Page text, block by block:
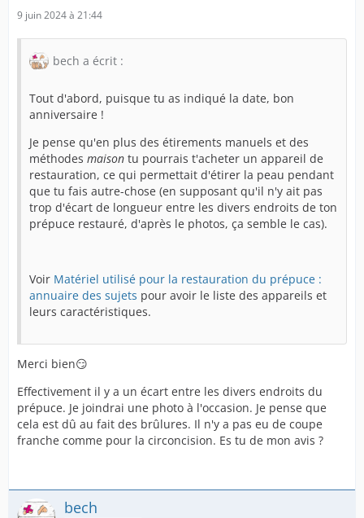
9 juin 2024 à 21:44
bech a écrit :
Tout d'abord, puisque tu as indiqué la date, bon
anniversaire !
Je pense qu'en plus des étirements manuels et des
méthodes maison tu pourrais t'acheter un appareil de
restauration, ce qui permettait d'étirer la peau pendant
que tu fais autre-chose (en supposant qu'il n'y ait pas
trop d'écart de longueur entre les divers endroits de ton
prépuce restauré, d'après le photos, ça semble le cas).
Voir Matériel utilisé pour la restauration du prépuce :
annuaire des sujets pour avoir le liste des appareils et
leurs caractéristiques.
Merci bien😏
Effectivement il y a un écart entre les divers endroits du
prépuce. Je joindrai une photo à l'occasion. Je pense que
cela est dû au fait des brûlures. Il n'y a pas eu de coupe
franche comme pour la circoncision. Es tu de mon avis ?
bech